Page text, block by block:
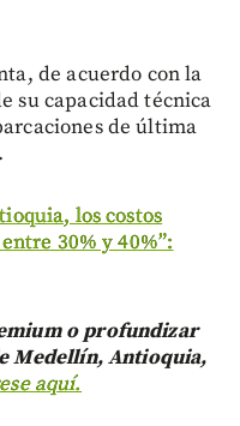
de acuerdo con la
su capacidad técnica
de última
los costos
30% y 40%”:
o profundizar
Medellín, Antioquia,
aquí.